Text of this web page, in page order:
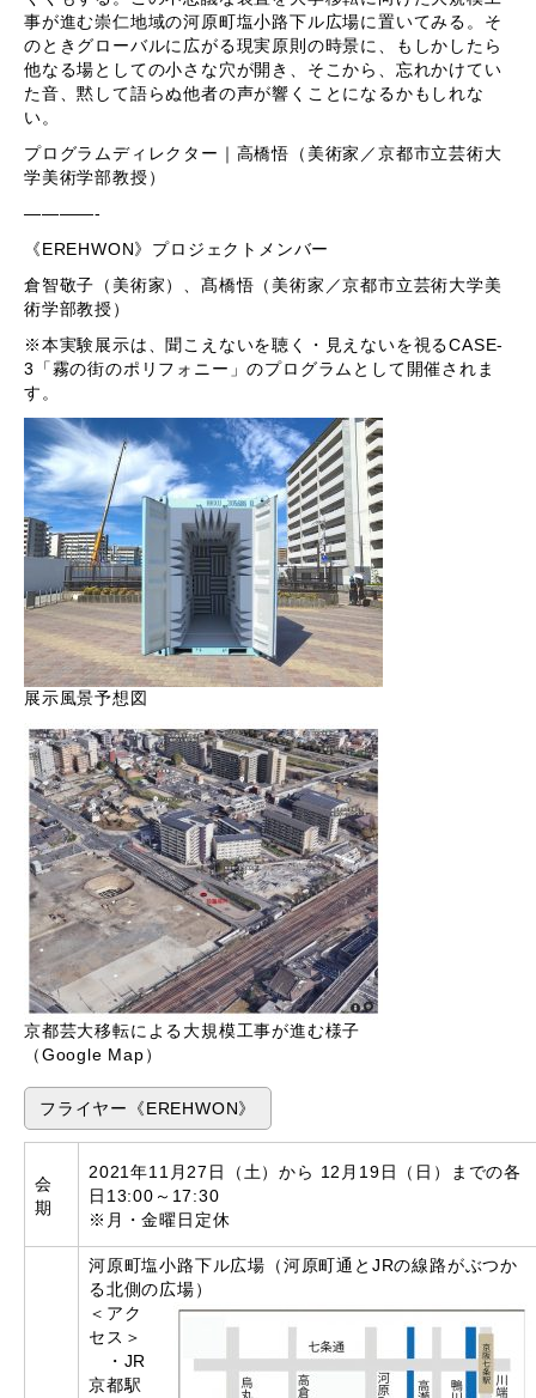
事が進む崇仁地域の河原町塩小路下ル広場に置いてみる。そ
のときグローバルに広がる現実原則の時景に、もしかしたら
他なる場としての小さな穴が開き、そこから、忘れかけてい
た音、黙して語らぬ他者の声が響くことになるかもしれな
い。
プログラムディレクター｜高橋悟（美術家／京都市立芸術大
学美術学部教授）
————-
《EREHWON》プロジェクトメンバー
倉智敬子（美術家）、髙橋悟（美術家／京都市立芸術大学美
術学部教授）
※本実験展示は、聞こえないを聴く・見えないを視るCASE-
3「霧の街のポリフォニー」のプログラムとして開催されま
す。
展示風景予想図
京都芸大移転による大規模工事が進む様子
（Google Map）
フライヤー《EREHWON》
会
期
2021年11月27日（土）から 12月19日（日）までの各
日13:00～17:30
※月・金曜日定休
河原町塩小路下ル広場（河原町通とJRの線路がぶつか
る北側の広場）
＜アク
セス＞
・JR
京都駅